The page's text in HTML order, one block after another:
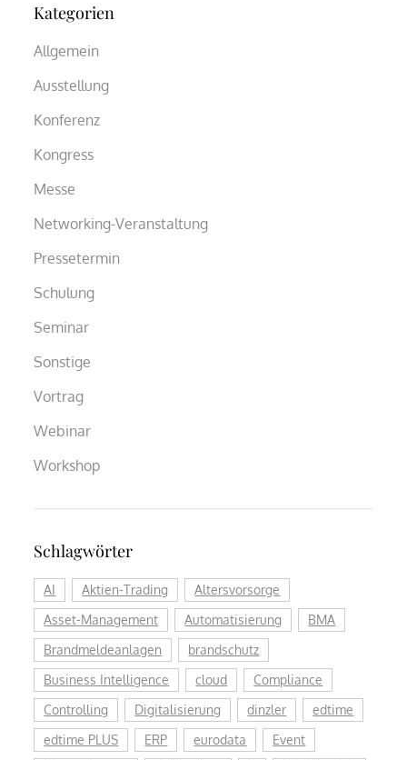
Kategorien
Allgemein
Ausstellung
Konferenz
Kongress
Messe
Networking-Veranstaltung
Pressetermin
Schulung
Seminar
Sonstige
Vortrag
Webinar
Workshop
Schlagwörter
AI Aktien-Trading
Altersvorsorge
Asset-Management
Automatisierung
BMA
Brandmeldeanlagen
brandschutz
Business Intelligence
cloud
Compliance
Controlling
Digitalisierung dinzler
edtime
edtime PLUS
ERP eurodata
Event